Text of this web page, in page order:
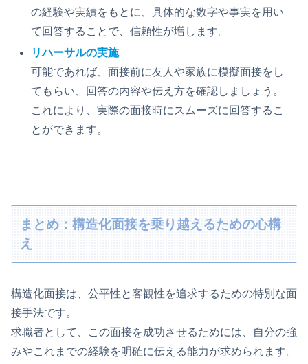
の経験や実績をもとに、具体的な数字や事実を用い
て回答することで、信頼性が増します。
リハーサルの実施
可能であれば、面接前に友人や家族に模擬面接をし
てもらい、回答の内容や伝え方を確認しましょう。
これにより、実際の面接時にスムーズに回答するこ
とができます。
まとめ：構造化面接を乗り越えるための心構
え
構造化面接は、公平性と客観性を追求するための特別な面
接手法です。
求職者として、この面接を成功させるためには、自分の強
みやこれまでの経験を明確に伝える能力が求められます。